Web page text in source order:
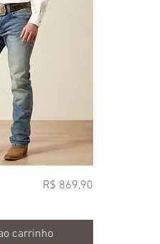
Preço
R$ 869,90
carrinho